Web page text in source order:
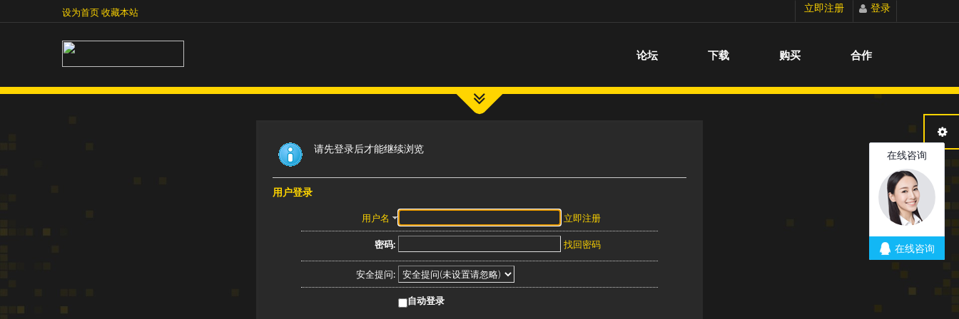
切换到宽版
设为首页收藏本站 立即注册 登录
论坛 下载 购买 合作
请先登录后才能继续浏览
用户登录
用户名 立即注册
密码: 找回密码
安全提问:
自动登录